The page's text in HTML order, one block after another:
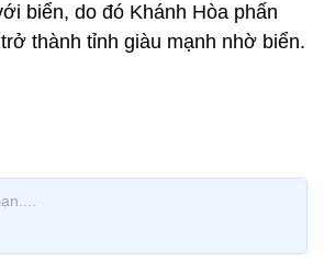
biển, do đó Khánh Hòa phấn
thành tỉnh giàu mạnh nhờ biển.